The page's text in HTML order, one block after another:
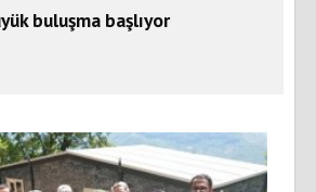
buluşma başlıyor